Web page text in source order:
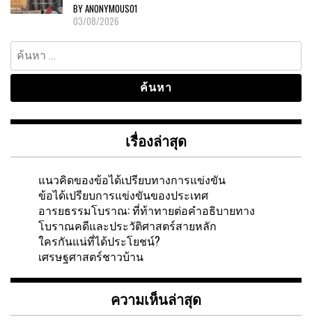
BY ANONYMOUS01
03/08/2026
ค้นหา
สำหรับ:
เรื่องล่าสุด
แนวคิดของข้อได้เปรียบทางการแข่งขัน
ข้อได้เปรียบการแข่งขันของประเทศ
อารยธรรมโบราณ: ที่ท้าทายต่อคำอธิบายทาง
โบราณคดีและประวัติศาสตร์สายหลัก
ใครกันแน่ที่ได้ประโยชน์?
เศรษฐศาสตร์ชาวบ้าน
ความเห็นล่าสุด